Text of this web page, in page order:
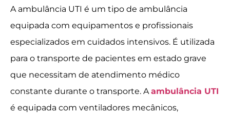
A ambulância UTI é um tipo de ambulância
equipada com equipamentos e profissionais
especializados em cuidados intensivos. É utilizada
para o transporte de pacientes em estado grave
que necessitam de atendimento médico
constante durante o transporte. Aambulância UTI
é equipada com ventiladores mecânicos,